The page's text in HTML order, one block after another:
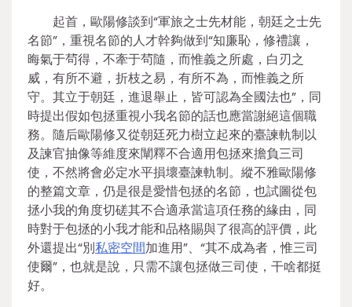
起首，歐陽修談到“軍旅之士先材能，朝廷之士先
名節”，重視名節的人才幹夠做到“知廉恥，修禮讓，
晦氣于茍得，不牽于茍隨，而惟義之所處，白刃之
威，有所不避，折枝之易，有所不為，而惟義之所
守。其立于朝廷，進退舉止，皆可認為全國法也”，同
時提出假如包拯重視小我名節的話也應當謝絕這個職
務。隨后歐陽修又從朝廷死力樹立起來的臺諫軌制以
及諫官抽像等維度來闡釋不合適用包拯來擔負三司
使，不然將會必定水平損壞臺諫軌制。縱不雅歐陽修
的整篇文章，仍是很是愛惜包拯的名節，也試圖從包
拯小我的角度切磋其不合適承當這項任務的緣由，同
時對于包拯的小我才能和品格賜與了很高的評價，此
外還提出“別私密空間加進用”、“其不成為者，惟三司
使爾”，也就是說，只需不讓包拯做三司使，干啥都挺
好。